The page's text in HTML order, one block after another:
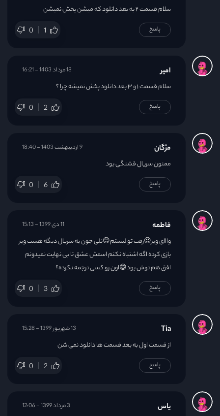
سلام قسمت ۲ به بعد دانلود که میشن پخش نمیشن
0 1 پاسخ
امیر
سلام قسمت ۱ و ۳ بعد دانلود پخش نمیشه چرا ؟
0 2
18 مرداد 1403 - 16:21
پاسخ
مژگان
ممنون سریال قشنگی بود
0 6
9 اردیبهشت 1403 - 18:40
پاسخ
فاطمه
وااای ویر😍رفت تو لیستم😊نلی جون یه سریال دیگه هست ویر
بازی کرده اگه اشتباه نکنم اسمش عشق تا بی نهایت نمیدونم
افق هم توش بود😅اون رو کسی ترجمه نکرده؟
0 3
11 دی 1399 - 15:13
پاسخ
Tia
از قسمت اول به بعد قسمت ها دانلود نمی شن
0 2
13 شهریور 1399 - 15:28
پاسخ
یاس 3 مرداد 1399 - 12:06